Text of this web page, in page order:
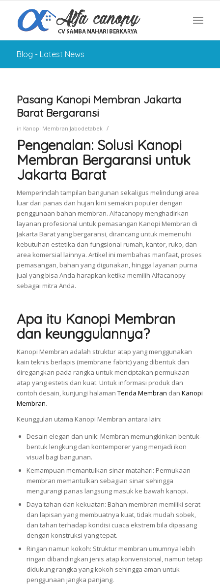
Blog - Latest News
Pasang Kanopi Membran Jakarta
Barat Bergaransi
in Kanopi Membran Jabodetabek /
Pengenalan: Solusi Kanopi
Membran Bergaransi untuk
Jakarta Barat
Memperindah tampilan bangunan sekaligus melindungi area
luar dari panas dan hujan kini semakin populer dengan
penggunaan bahan membran. Alfacanopy menghadirkan
layanan profesional untuk pemasangan Kanopi Membran di
Jakarta Barat yang bergaransi, dirancang untuk memenuhi
kebutuhan estetika dan fungsional rumah, kantor, ruko, dan
area komersial lainnya. Artikel ini membahas manfaat, proses
pemasangan, bahan yang digunakan, hingga layanan purna
jual yang bisa Anda harapkan ketika memilih Alfacanopy
sebagai mitra Anda.
Apa itu Kanopi Membran
dan keunggulannya?
Kanopi Membran adalah struktur atap yang menggunakan
kain teknis berlapis (membrane fabric) yang dibentuk dan
diregangkan pada rangka untuk menciptakan permukaan
atap yang estetis dan kuat. Untuk informasi produk dan
contoh desain, kunjungi halaman Tenda Membran dan Kanopi
Membran.
Keunggulan utama Kanopi Membran antara lain:
Desain elegan dan unik: Membran memungkinkan bentuk-
bentuk lengkung dan kontemporer yang menjadi ikon
visual bagi bangunan.
Kemampuan memantulkan sinar matahari: Permukaan
membran memantulkan sebagian sinar sehingga
mengurangi panas langsung masuk ke bawah kanopi.
Daya tahan dan kekuatan: Bahan membran memiliki serat
dan lapisan yang membuatnya kuat, tidak mudah sobek,
dan tahan terhadap kondisi cuaca ekstrem bila dipasang
dengan konstruksi yang tepat.
Ringan namun kokoh: Struktur membran umumnya lebih
ringan dibandingkan jenis atap konvensional, namun tetap
didukung rangka yang kokoh sehingga aman untuk
penggunaan jangka panjang.